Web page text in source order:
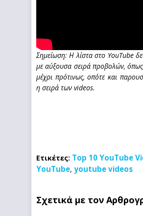
Σημείωση: Η λίστα στο YouTube
με αύξουσα σειρά προβολών,
μέχρι πρότινως, οπότε και
η σειρά των videos.
Ετικέτες: Top 10 YouTube
YouTube, youtube videos
Σχετικά με τον